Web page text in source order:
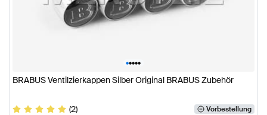
•••••
BRABUS Ventilzierkappen Silber Original BRABUS Zubehör
(2) Vorbestellung